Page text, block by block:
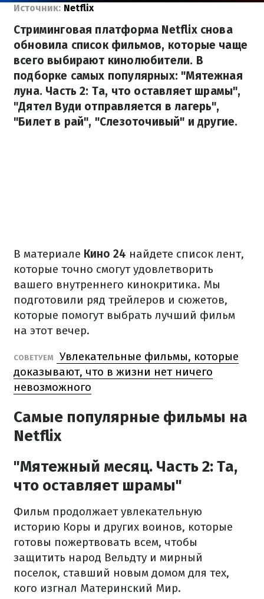
Источник: Netflix
Стриминговая платформа Netflix снова
обновила список фильмов, которые чаще
всего выбирают кинолюбители. В
подборке самых популярных: "Мятежная
луна. Часть 2: Та, что оставляет шрамы",
"Дятел Вуди отправляется в лагерь",
"Билет в рай", "Слезоточивый" и другие.
В материале Кино 24 найдете список лент,
которые точно смогут удовлетворить
вашего внутреннего кинокритика. Мы
подготовили ряд трейлеров и сюжетов,
которые помогут выбрать лучший фильм
на этот вечер.
СОВЕТУЕМ
Увлекательные фильмы, которые
доказывают, что в жизни нет ничего
невозможного
Самые популярные фильмы на
Netflix
"Мятежный месяц. Часть 2: Та,
что оставляет шрамы"
Фильм продолжает увлекательную
историю Коры и других воинов, которые
готовы пожертвовать всем, чтобы
защитить народ Вельдту и мирный
поселок, ставший новым домом для тех,
кого изгнал Материнский Мир.